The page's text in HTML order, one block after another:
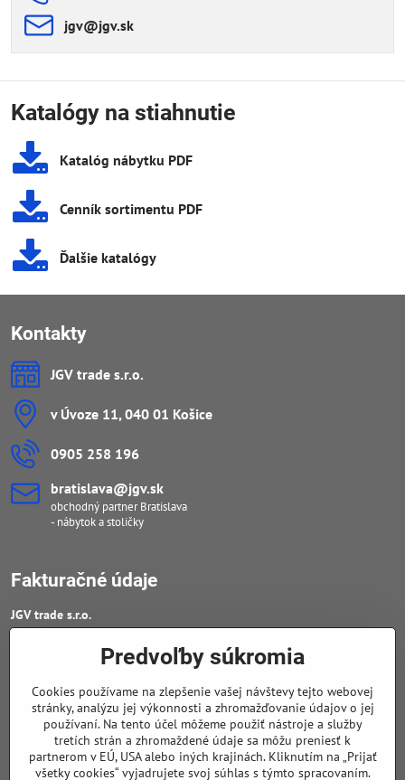
jgv​@jgv​.sk
Katalógy na stiahnutie
Katalóg nábytku PDF
Cenník sortimentu PDF
Ďalšie katalógy
Kontakty
JGV trade s​.r​.o​.
v Úvoze 11, 040 01 Košice
0905 258 196
bratislava​@jgv​.sk
obchodný partner Bratislava
- nábytok a stoličky
Fakturačné údaje
JGV trade s​.r​.o​.
DIČ : 20223652906
IČ DPH : SK 2023652906
Sledujte naše novinky
Predvoľby súkromia
Cookies používame na zlepšenie vašej návštevy tejto webovej
stránky, analýzu jej výkonnosti a zhromažďovanie údajov o jej
používaní. Na tento účel môžeme použiť nástroje a služby
tretích strán a zhromaždené údaje sa môžu preniesť k
partnerom v EÚ, USA alebo iných krajinách. Kliknutím na „Prijať
všetky cookies“ vyjadrujete svoj súhlas s týmto spracovaním.